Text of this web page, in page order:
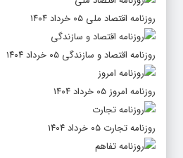
روزنامه اقتصاد ملی ۰۵ خرداد ۱۴۰۴
روزنامه اقتصاد و سازندگی ۰۵ خرداد ۱۴۰۴
روزنامه امروز ۰۵ خرداد ۱۴۰۴
روزنامه تجارت ۰۵ خرداد ۱۴۰۴